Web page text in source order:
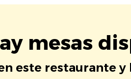
mesas
este restaurante y